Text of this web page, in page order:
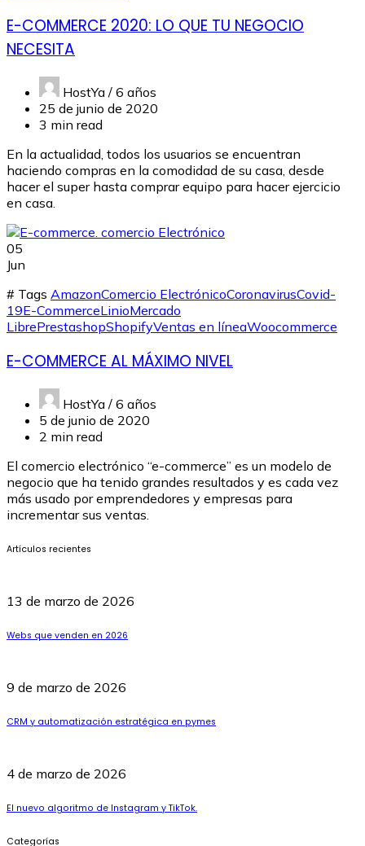
E-COMMERCE 2020: LO QUE TU NEGOCIO
NECESITA
HostYa / 6 años
25 de junio de 2020
3 min read
En la actualidad, todos los usuarios se encuentran
haciendo compras en la comodidad de su casa, desde
hacer el super hasta comprar equipo para hacer ejercicio
en casa.
05
Jun
# Tags AmazonComercio ElectrónicoCoronavirusCovid-
19E-CommerceLinioMercado
LibrePrestashopShopifyVentas en líneaWoocommerce
E-COMMERCE AL MÁXIMO NIVEL
HostYa / 6 años
5 de junio de 2020
2 min read
El comercio electrónico “e-commerce” es un modelo de
negocio que ha tenido grandes resultados y es cada vez
más usado por emprendedores y empresas para
incrementar sus ventas.
Artículos recientes
13 de marzo de 2026
Webs que venden en 2026
9 de marzo de 2026
CRM y automatización estratégica en pymes
4 de marzo de 2026
El nuevo algoritmo de Instagram y TikTok.
Categorías